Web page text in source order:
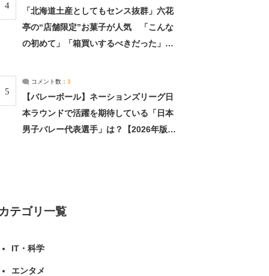
4
「北海道土産としてもセンス抜群」六花
亭の“店舗限定”お菓子が人気 「こんな
の初めて」「箱買いするべきだった」
5
コメント数： 3
【バレーボール】ネーションズリーグ日
本ラウンドで活躍を期待している「日本
男子バレー代表選手」は？【2026年版・
カテゴリ一覧
IT・科学
エンタメ